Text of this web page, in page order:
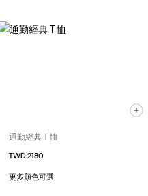
通勤經典 T 恤
TWD 2180
更多顏色可選